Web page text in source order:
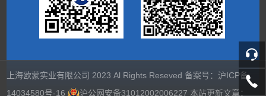
上海欧蒙实业有限公司 2023 Al Rights Reseved 备案号： 沪ICP备
14034580号-16
沪公网安备31012002006227 本站更新文章：